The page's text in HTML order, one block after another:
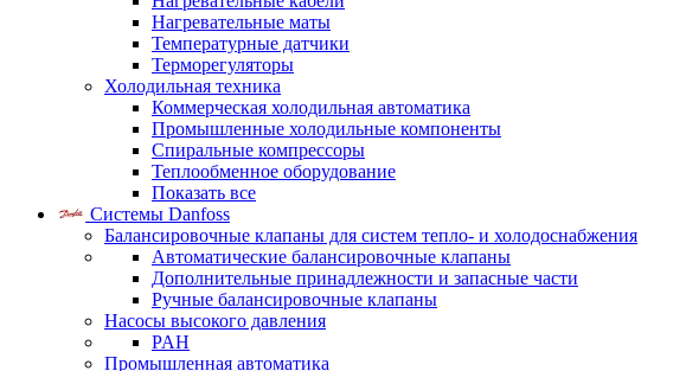
Нагревательные маты
Температурные датчики
Терморегуляторы
Холодильная техника
Коммерческая холодильная автоматика
Промышленные холодильные компоненты
Спиральные компрессоры
Теплообменное оборудование
Показать все
Системы Danfoss
Балансировочные клапаны для систем тепло- и холодоснабжения
Автоматические балансировочные клапаны
Дополнительные принадлежности и запасные части
Ручные балансировочные клапаны
Насосы высокого давления
PAH
Промышленная автоматика